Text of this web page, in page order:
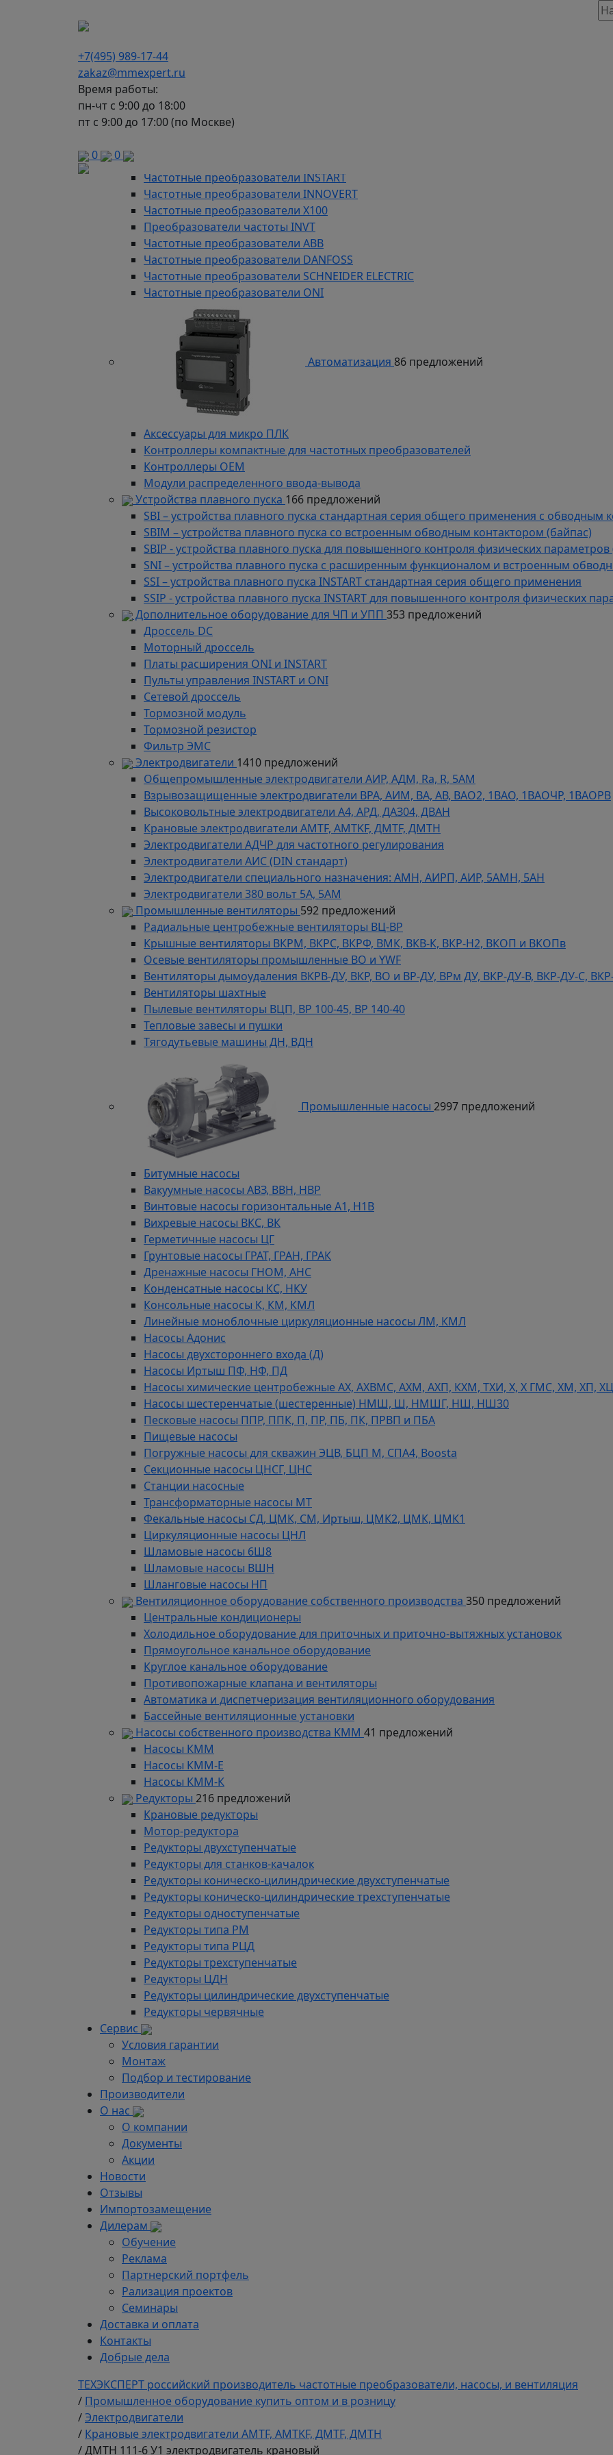
+7(495) 989-17-44
zakaz@mmexpert.ru
Время работы:
пн-чт с 9:00 до 18:00
пт с 9:00 до 17:00 (по Москве)
0 0
Каталог
Частотные преобразователи INSTART
Частотные преобразователи INNOVERT
Частотные преобразователи Х100
Преобразователи частоты INVT
Частотные преобразователи ABB
Частотные преобразователи DANFOSS
Частотные преобразователи SCHNEIDER ELECTRIC
Частотные преобразователи ONI
Автоматизация 86 предложений
Аксессуары для микро ПЛК
Контроллеры компактные для частотных преобразователей
Контроллеры ОЕМ
Модули распределенного ввода-вывода
Устройства плавного пуска 166 предложений
SBI – устройства плавного пуска стандартная серия общего применения с обводным
SBIM – устройства плавного пуска со встроенным обводным контактором (байпас)
SBIP - устройства плавного пуска для повышенного контроля физических
SNI – устройства плавного пуска с расширенным функционалом и встроенным
SSI – устройства плавного пуска INSTART стандартная серия общего применения
SSIP - устройства плавного пуска INSTART для повышенного контроля физических
Дополнительное оборудование для ЧП и УПП 353 предложений
Дроссель DC
Моторный дроссель
Платы расширения ONI и INSTART
Пульты управления INSTART и ONI
Сетевой дроссель
Тормозной модуль
Тормозной резистор
Фильтр ЭМС
Электродвигатели 1410 предложений
Общепромышленные электродвигатели АИР, АДМ, Ra, R, 5AM
Взрывозащищенные электродвигатели ВРА, АИМ, ВА, АВ, ВАO2, 1ВАО, 1ВАОЧР, 1ВАОРВ
Высоковольтные электродвигатели A4, АРД, ДАЗ04, ДВАН
Крановые электродвигатели AMTF, AMTKF, ДMTF, ДМТН
Электродвигатели АДЧР для частотного регулирования
Электродвигатели АИС (DIN стандарт)
Электродвигатели специального назначения: АМН, АИРП, АИР, 5АМН, 5АН
Электродвигатели 380 вольт 5А, 5АМ
Промышленные вентиляторы 592 предложений
Радиальные центробежные вентиляторы ВЦ-ВР
Крышные вентиляторы ВКРМ, ВКРС, ВКРФ, ВМК, ВКВ-К, ВКР-Н2, ВКОП и ВКОПв
Осевые вентиляторы промышленные ВО и YWF
Вентиляторы дымоудаления ВКРВ-ДУ, ВКР, ВО и ВР-ДУ, ВРм ДУ, ВКР-ДУ-В, ВКР-ДУ-С,
Вентиляторы шахтные
Пылевые вентиляторы ВЦП, ВР 100-45, ВР 140-40
Тепловые завесы и пушки
Тягодутьевые машины ДН, ВДН
Промышленные насосы 2997 предложений
Битумные насосы
Вакуумные насосы АВЗ, ВВН, НВР
Винтовые насосы горизонтальные А1, Н1В
Вихревые насосы ВКС, ВК
Герметичные насосы ЦГ
Грунтовые насосы ГРАТ, ГРАН, ГРАК
Дренажные насосы ГНОМ, АНС
Конденсатные насосы КС, НКУ
Консольные насосы К, КМ, КМЛ
Линейные моноблочные циркуляционные насосы ЛМ, КМЛ
Насосы Адонис
Насосы двухстороннего входа (Д)
Насосы Иртыш ПФ, НФ, ПД
Насосы химические центробежные АХ, АХВМС, АХМ, АХП, КХМ, ТХИ, Х, Х ГМС, ХМ, ХП,
Насосы шестеренчатые (шестеренные) НМШ, Ш, НМШГ, НШ, НШ30
Песковые насосы ППР, ППК, П, ПР, ПБ, ПК, ПРВП и ПБА
Пищевые насосы
Погружные насосы для скважин ЭЦВ, БЦП М, СПА4, Boosta
Секционные насосы ЦНСГ, ЦНС
Станции насосные
Трансформаторные насосы МТ
Фекальные насосы СД, ЦМК, СМ, Иртыш, ЦМК2, ЦМК, ЦМК1
Циркуляционные насосы ЦНЛ
Шламовые насосы 6Ш8
Шламовые насосы ВШН
Шланговые насосы НП
Вентиляционное оборудование собственного производства 350 предложений
Центральные кондиционеры
Холодильное оборудование для приточных и приточно-вытяжных установок
Прямоугольное канальное оборудование
Круглое канальное оборудование
Противопожарные клапана и вентиляторы
Автоматика и диспетчеризация вентиляционного оборудования
Бассейные вентиляционные установки
Насосы собственного производства KMM 41 предложений
Насосы КММ
Насосы КММ-Е
Насосы КММ-К
Редукторы 216 предложений
Крановые редукторы
Мотор-редуктора
Редукторы двухступенчатые
Редукторы для станков-качалок
Редукторы коническо-цилиндрические двухступенчатые
Редукторы коническо-цилиндрические трехступенчатые
Редукторы одноступенчатые
Редукторы типа РМ
Редукторы типа РЦД
Редукторы трехступенчатые
Редукторы ЦДН
Редукторы цилиндрические двухступенчатые
Редукторы червячные
Сервис
Условия гарантии
Монтаж
Подбор и тестирование
Производители
О нас
О компании
Документы
Акции
Новости
Отзывы
Импортозамещение
Дилерам
Обучение
Реклама
Партнерский портфель
Рализация проектов
Семинары
Доставка и оплата
Контакты
Добрые дела
ТЕХЭКСПЕРТ российский производитель частотные преобразователи, насосы, и вентиляция
/ Промышленное оборудование купить оптом и в розницу
/Электродвигатели
/ Крановые электродвигатели AMTF, AMTKF, ДMTF, ДМТН
/ДMTH 111-6 У1 электродвигатель крановый